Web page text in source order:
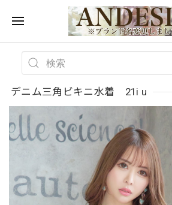
デニム三角ビキニ水着 21i u